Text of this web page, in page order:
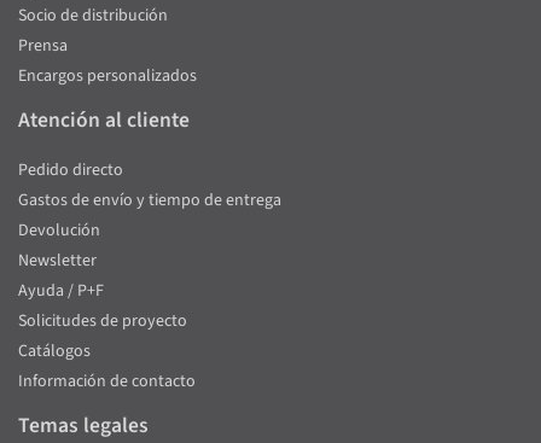
Socio de distribución
Prensa
Encargos personalizados
Atención al cliente
Pedido directo
Gastos de envío y tiempo de entrega
Devolución
Newsletter
Ayuda / P+F
Solicitudes de proyecto
Catálogos
Información de contacto
Temas legales